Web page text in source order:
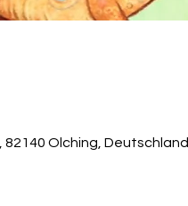
Olching, Deutschland